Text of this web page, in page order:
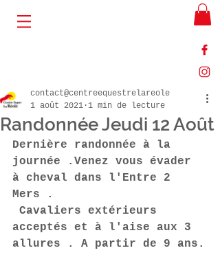
Randonnée Jeudi 12 Août
contact@centreequestrelareole
1 août 2021 1 min de lecture
Dernière randonnée à la
journée .Venez vous évader
à cheval dans l'Entre 2
Mers .
acceptés et à l'aise aux 3
allures . A partir de 9 ans.